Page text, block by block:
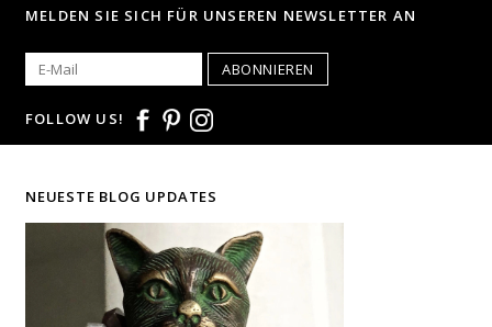
MELDEN SIE SICH FÜR UNSEREN NEWSLETTER AN
ABONNIEREN
FOLLOW US!
NEUESTE BLOG UPDATES